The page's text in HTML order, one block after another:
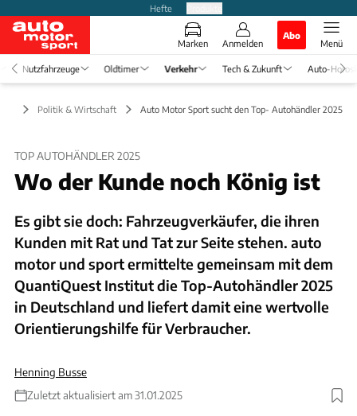
Hefte
Marken Anmelden
Abo
Menü
Nutzfahrzeuge Oldtimer Verkehr Tech & Zukunft Auto-
Politik & Wirtschaft Auto Motor Sport sucht den Top- Autohändler 2025
TOP AUTOHÄNDLER 2025
Wo der Kunde noch König ist
Es gibt sie doch: Fahrzeugverkäufer, die ihren
Kunden mit Rat und Tat zur Seite stehen. auto
motor und sport ermittelte gemeinsam mit dem
QuantiQuest Institut die Top-Autohändler 2025
in Deutschland und liefert damit eine wertvolle
Orientierungshilfe für Verbraucher.
Henning Busse
Zuletzt aktualisiert am 31.01.2025
Foto: Witthaya Prasongsin via Getty Images